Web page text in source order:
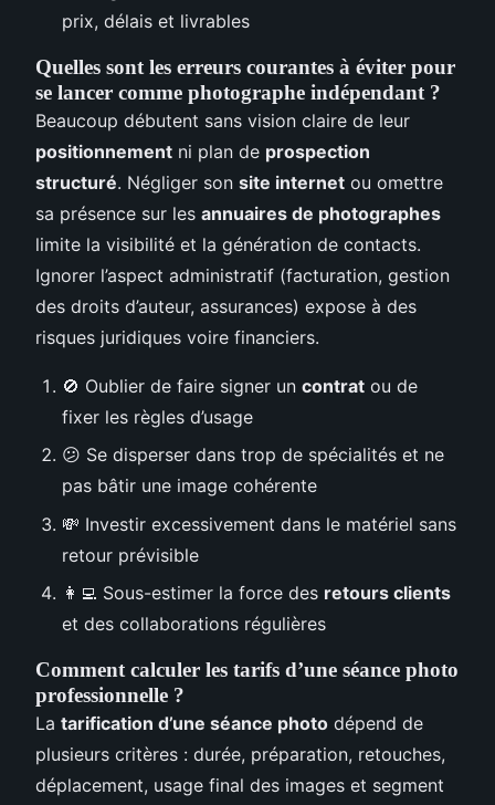
prix, délais et livrables
Quelles sont les erreurs courantes à éviter pour
se lancer comme photographe indépendant ?
Beaucoup débutent sans vision claire de leur
positionnement ni plan de prospection
structuré. Négliger son site internet ou omettre
sa présence sur les annuaires de photographes
limite la visibilité et la génération de contacts.
Ignorer l’aspect administratif (facturation, gestion
des droits d’auteur, assurances) expose à des
risques juridiques voire financiers.
🚫 Oublier de faire signer un contrat ou de
fixer les règles d’usage
😕 Se disperser dans trop de spécialités et ne
pas bâtir une image cohérente
💸 Investir excessivement dans le matériel sans
retour prévisible
👩‍💻 Sous-estimer la force des retours clients
et des collaborations régulières
Comment calculer les tarifs d’une séance photo
professionnelle ?
La tarification d’une séance photo dépend de
plusieurs critères : durée, préparation, retouches,
déplacement, usage final des images et segment